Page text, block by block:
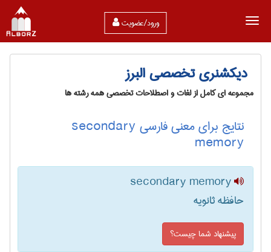
ورود/عضویت
دیکشنری تخصصی البرز
مجموعه ای کامل از لغات و اصطلاحات تخصصی همه رشته ها
نتایج برای معنی فارسی secondary
memory
secondary memory
حافظه ثانویه
پیشنهاد شما چیست؟